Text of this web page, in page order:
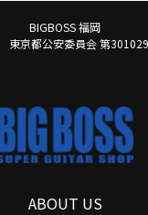
BIGBOSS 福岡
東京都公安委員会 第
ABOUT US